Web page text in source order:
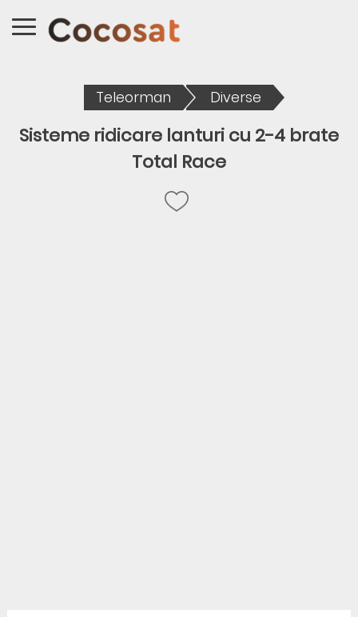
Teleorman Diverse
Sisteme ridicare lanturi cu 2-4 brate
Total Race